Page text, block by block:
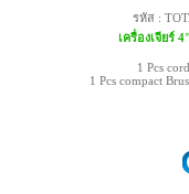
รหัส :
เครื่องเจียร์
1 Pcs
1 Pcs compact